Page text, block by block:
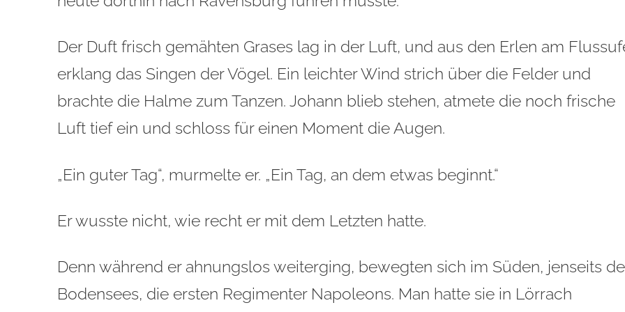
Der Duft frisch gemähten Grases lag in der Luft, und aus den Erlen am
erklang das Singen der Vögel. Ein leichter Wind strich über die Felder und
brachte die Halme zum Tanzen. Johann blieb stehen, atmete die noch frische
Luft tief ein und schloss für einen Moment die Augen.
„Ein guter Tag“, murmelte er. „Ein Tag, an dem etwas beginnt.“
Er wusste nicht, wie recht er mit dem Letzten hatte.
Denn während er ahnungslos weiterging, bewegten sich im Süden, jenseits
Bodensees, die ersten Regimenter Napoleons. Man hatte sie in Lörrach